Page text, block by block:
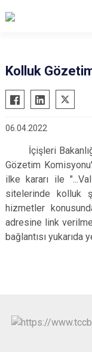
Anamur
Aydıncık
Bozyazı
Çamlıyayla
Erdemli
Gülnar
Mut
Kolluk
06.04.2022
İçişleri Bakanlığı
Gözetim
ilke kararı ile
sitelerinde kolluk
hizmetler
adresine link
bağlantısı yukarıda